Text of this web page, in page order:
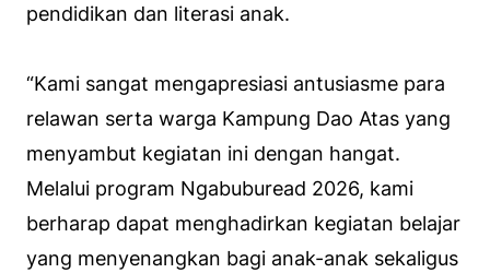
pendidikan dan literasi anak.
“Kami sangat mengapresiasi antusiasme para
relawan serta warga Kampung Dao Atas yang
menyambut kegiatan ini dengan hangat.
Melalui program Ngabuburead 2026, kami
berharap dapat menghadirkan kegiatan belajar
yang menyenangkan bagi anak-anak sekaligus